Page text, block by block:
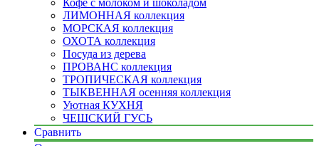
Кофе с молоком и шоколадом
ЛИМОННАЯ коллекция
МОРСКАЯ коллекция
ОХОТА коллекция
Посуда из дерева
ПРОВАНС коллекция
ТРОПИЧЕСКАЯ коллекция
ТЫКВЕННАЯ осенняя коллекция
Уютная КУХНЯ
ЧЕШСКИЙ ГУСЬ
Сравнить